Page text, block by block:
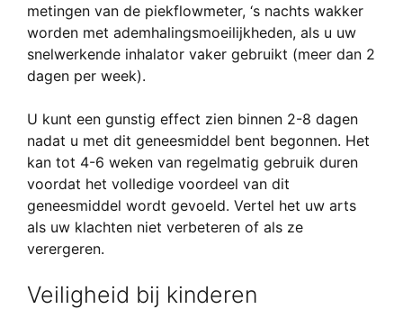
metingen van de piekflowmeter, ‘s nachts wakker
worden met ademhalingsmoeilijkheden, als u uw
snelwerkende inhalator vaker gebruikt (meer dan 2
dagen per week).
U kunt een gunstig effect zien binnen 2-8 dagen
nadat u met dit geneesmiddel bent begonnen. Het
kan tot 4-6 weken van regelmatig gebruik duren
voordat het volledige voordeel van dit
geneesmiddel wordt gevoeld. Vertel het uw arts
als uw klachten niet verbeteren of als ze
verergeren.
Veiligheid bij kinderen